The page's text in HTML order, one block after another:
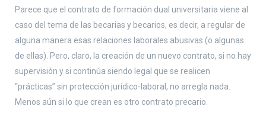
Parece que el contrato de formación dual universitaria viene al
caso del tema de las becarias y becarios, es decir, a regular de
alguna manera esas relaciones laborales abusivas (o algunas
de ellas). Pero, claro, la creación de un nuevo contrato, si no hay
supervisión y si continúa siendo legal que se realicen
“prácticas” sin protección jurídico-laboral, no arregla nada.
Menos aún si lo que crean es otro contrato precario.